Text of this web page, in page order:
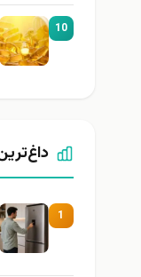
10
داغ‌ترین ۳ ماه
1